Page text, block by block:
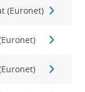
(Euronet)